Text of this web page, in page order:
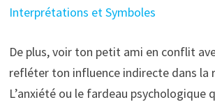
Interprétations et Symboles
De plus, voir ton petit ami en conflit
refléter ton influence indirecte dans la
L’anxiété ou le fardeau psychologique